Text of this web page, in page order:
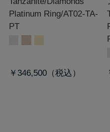
Platinum Ring/AT02-TA-
PT
￥346,500